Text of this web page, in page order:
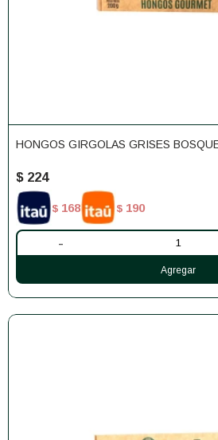
HONGOS GIRGOLAS GRISES
$ 224
$ 168 $ 190
-